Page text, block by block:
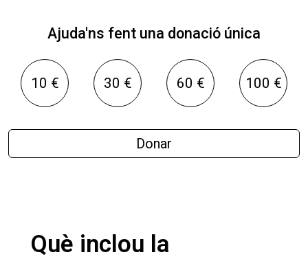
Ajuda'ns fent una donació única
10 € 30 € 60 € 100 €
Donar
Què inclou la